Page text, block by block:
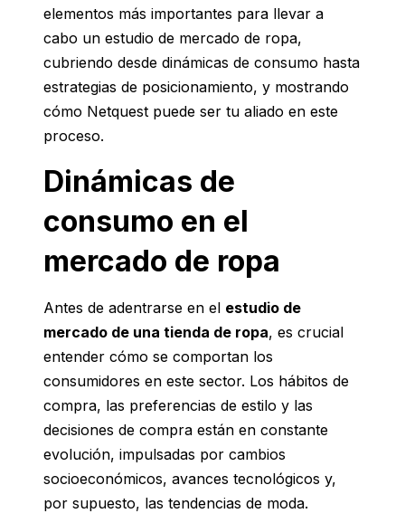
elementos más importantes para llevar a
cabo un estudio de mercado de ropa,
cubriendo desde dinámicas de consumo hasta
estrategias de posicionamiento, y mostrando
cómo Netquest puede ser tu aliado en este
proceso.
Dinámicas de
consumo en el
mercado de ropa
Antes de adentrarse en el estudio de
mercado de una tienda de ropa, es crucial
entender cómo se comportan los
consumidores en este sector. Los hábitos de
compra, las preferencias de estilo y las
decisiones de compra están en constante
evolución, impulsadas por cambios
socioeconómicos, avances tecnológicos y,
por supuesto, las tendencias de moda.